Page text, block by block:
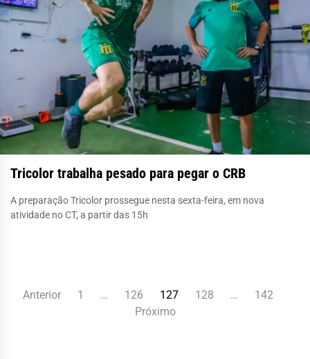
Tricolor trabalha pesado para pegar o CRB
A preparação Tricolor prossegue nesta sexta-feira, em nova
atividade no CT, a partir das 15h
Paginação
Anterior 1 … 126 127 128 …
142
Próximo